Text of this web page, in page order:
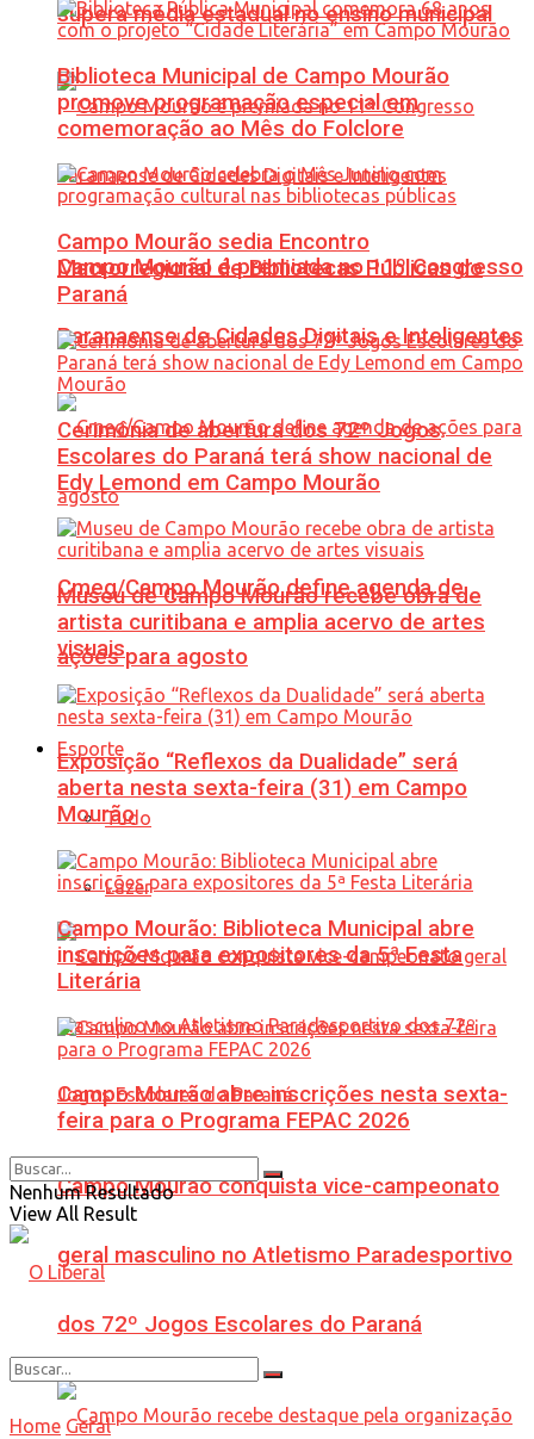
supera média estadual no ensino municipal
Campo Mourão é premiada no 11º Congresso
Paranaense de Cidades Digitais e Inteligentes
Cmeg/Campo Mourão define agenda de
ações para agosto
Esporte
Tudo
Lazer
Campo Mourão conquista vice-campeonato
geral masculino no Atletismo Paradesportivo
dos 72º Jogos Escolares do Paraná
Biblioteca Municipal de Campo Mourão
promove programação especial em
comemoração ao Mês do Folclore
Campo Mourão sedia Encontro
Macrorregional de Bibliotecas Públicas do
Paraná
Cerimônia de abertura dos 72º Jogos
Escolares do Paraná terá show nacional de
Edy Lemond em Campo Mourão
Museu de Campo Mourão recebe obra de
artista curitibana e amplia acervo de artes
visuais
Exposição “Reflexos da Dualidade” será
aberta nesta sexta-feira (31) em Campo
Mourão
Campo Mourão: Biblioteca Municipal abre
inscrições para expositores da 5ª Festa
Literária
Campo Mourão abre inscrições nesta sexta-
feira para o Programa FEPAC 2026
Nenhum Resultado
View All Result
Home Geral